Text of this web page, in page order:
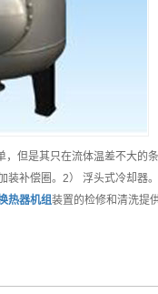
但是其只在流体温差不大的
补偿圈。2） 浮头式冷却器
热器机组装置的检修和清洗提